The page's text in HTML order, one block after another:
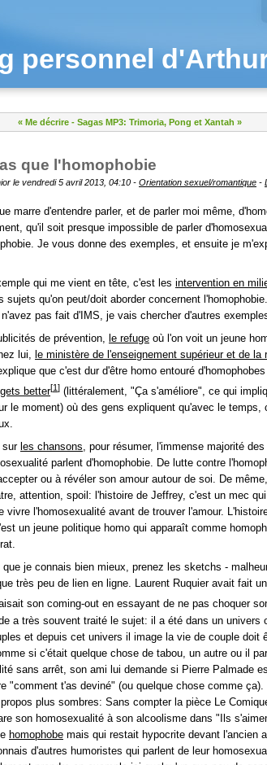
personnel
« Me décrire - Sagas MP3: Trimoria, Pong et Xantah »
que l'homophobie
le vendredi 5 avril 2013, 04:10 - Orientation sexuel/romantique -
marre d'entendre parler, et de parler moi même,
qu'il soit presque impossible de parler
Je vous donne des exemples, et ensuite je
qui me vient en tête, c'est les intervention en
sujets qu'on peut/doit aborder concernent
pas fait d'IMS, je vais chercher d'autres
de prévention, le refuge où l'on voit un jeune
lui, le ministère de l'enseignement supérieur et de la
que c'est dur d'être homo entouré
gets better[1] (littéralement, "Ça s'améliore", ce qui
le moment) où des gens expliquent qu'avec le temps,
sur les chansons, pour résumer, l'immense majorité
parlent d'homophobie. De lutte contre
ou à révéler son amour autour de soi. De
attention, spoil: l'histoire de Jeffrey, c'est un mec
vivre l'homosexualité avant de trouver l'amour.
un jeune politique homo qui apparaît comme
que je connais bien mieux, prenez les sketchs -
très peu de lien en ligne. Laurent Ruquier avait fait
son coming-out en essayant de ne pas choquer
a très souvent traité le sujet: il a été dans un univers
et depuis cet univers il image la vie de couple doit
si c'était quelque chose de tabou, un autre ou il
sans arrêt, son ami lui demande si Pierre Palmade
"comment t'as deviné" (ou quelque chose comme
plus sombres: Sans compter la pièce Le
son homosexualité à son alcoolisme dans "Ils
homophobe mais qui restait hypocrite devant l'ancien
d'autres humoristes qui parlent de leur